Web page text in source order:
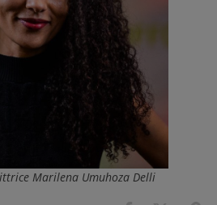
Marilena Umuhoza Delli